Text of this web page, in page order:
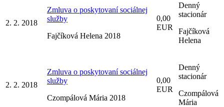
2. 2. 2018
Zmluva o poskytovaní sociálnej
služby
Fajčíková Helena 2018
0,00
EUR
Denný
stacionár
Fajčíková
Helena
2. 2. 2018
Zmluva o poskytovaní sociálnej
služby
Czompálová Mária 2018
0,00
EUR
Denný
stacionár
Czompálová
Mária